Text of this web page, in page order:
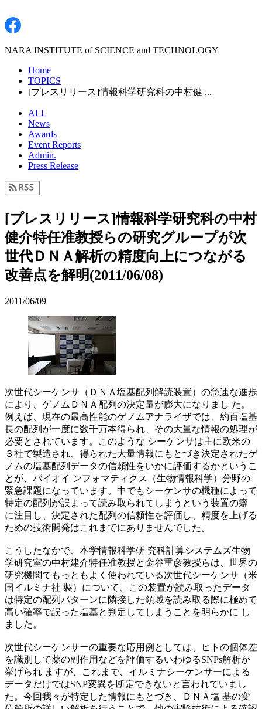
NARA INSTITUTE of SCIENCE and TECHNOLOGY
Home
TOPICS
[プレスリリース]情報科学研究科の中村健 ...
ALL
News
Awards
Event Reports
Admin.
Press Release
[プレスリリース]情報科学研究科の中村
健介特任准教授らの研究グループが次
世代ＤＮＡ解析の精度向上につながる
改善点を解明(2011/06/08)
2011/06/09
次世代シーケンサ（ＤＮＡ塩基配列解読装置）の急速な進歩
により、ゲノムＤＮＡ配列の決定量が膨大になりまし た。
例えば、現在の最高性能のゲノムアナライザでは、約百塩基
長の配列が一度に数千万本得られ、その大量な情報の処理が
必要とされています。このような シーケンサは主に欧米の
３社で製造され、得られた大量情報にもとづき決定されたゲ
ノムの塩基配列データの信頼性をいかに評価するかというこ
とが、バイオイ ンフォマティクス（生物情報科学）分野の
緊急課題になっています。中でもシーケンサの機種によって
特定の配列が誤まって読み取られてしまうという装置の癖
に注目し、決定された配列の信頼性を評価し、精度を上げる
ための技術開発はこれまでにありませんでした。
こうしたなかで、本学情報科学研 究科計算システムズ生物
学研究室の中村建介特任准教授と金谷重彦教授らは、世界の
研究機関でもっともよく使われている次世代シーケンサ（米
国イルミナ社 製）について、この装置が読み取ったデータ
は特定の配列パターンに隣接した領域を読み取る際に極めて
高い確率で誤った塩基と判定してしまうことを明らかに し
ました。
次世代シーケンサーの重要な応用例としては、ヒトの個体差
を識別して薬の副作用などを評価するいわゆるSNPs解析が
挙げられ ますが、これまで、イルミナシーケンサーによる
データだけではSNP変異を断定できないと言われていまし
た。今回我々が特定した情報にもとづき、ＤＮＡ塩 基の変